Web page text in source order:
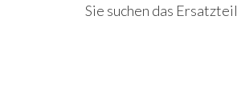
Sie suchen das Ersatzteil